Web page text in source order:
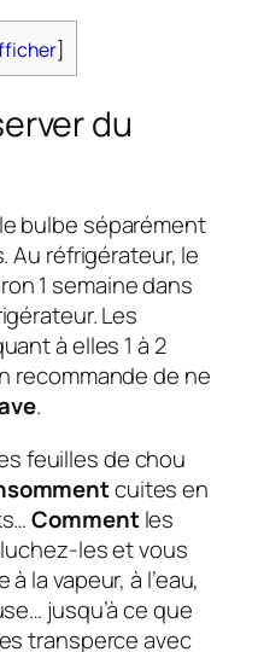
]
du
bulbe séparément
Au réfrigérateur, le
1 semaine dans
Les
à elles 1 à 2
recommande de ne
.
feuilles de chou
cuites en
Commentles
les et vous
la vapeur, à l’eau,
jusqu’à ce que
transperce avec